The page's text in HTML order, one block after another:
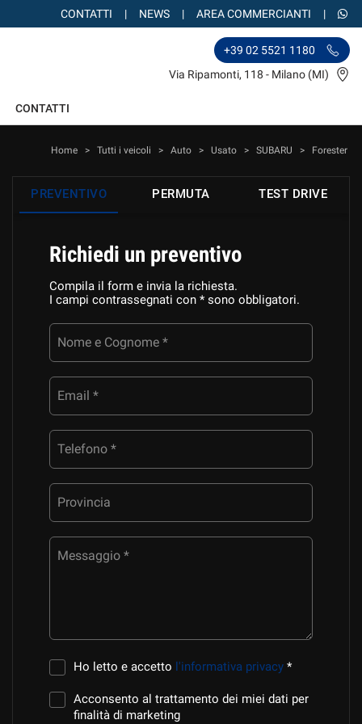
CONTATTI NEWS AREA COMMERCIANTI
+39 02 5521 1180
Via Ripamonti, 118 - Milano (MI)
CONTATTI
Home > Tutti i veicoli > Auto > Usato > SUBARU > Forester
PREVENTIVO PERMUTA TEST DRIVE
Richiedi un preventivo
Compila il form e invia la richiesta.
I campi contrassegnati con * sono obbligatori.
Nome e Cognome *
Email *
Telefono *
Provincia
Messaggio *
Ho letto e accetto l'informativa privacy *
Acconsento al trattamento dei miei dati per
finalità di marketing